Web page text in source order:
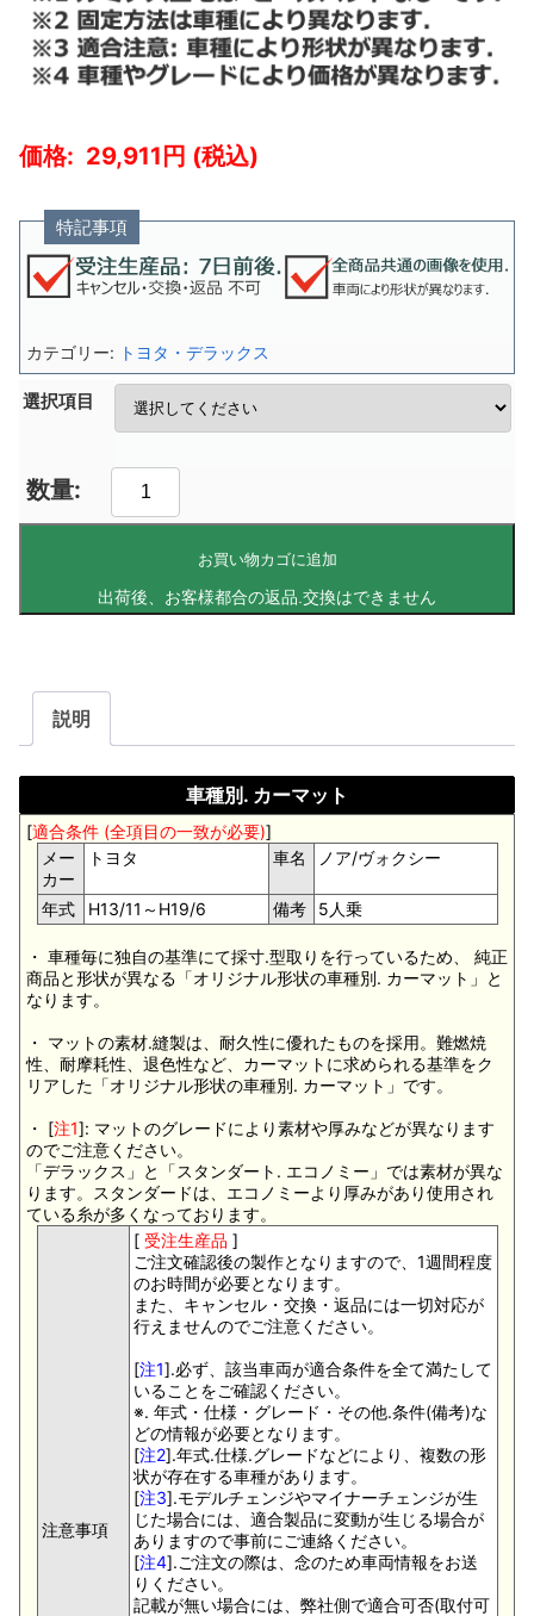
29,911
特記事項
選択項目
お買い物カゴに追加
カテゴリー: トヨタ・デラックス
説明
車種別. カーマット
[適合条件 (全項目の一致が必要)]
メー
カー
トヨタ 車名 ノア/ヴォクシー
年式 H13/11～H19/6 備考 5人乗
・ 車種毎に独自の基準にて採寸.型取りを行っているため、 純正
商品と形状が異なる「オリジナル形状の車種別. カーマット」と
なります。
・ マットの素材.縫製は、耐久性に優れたものを採用。難燃焼
性、耐摩耗性、退色性など、カーマットに求められる基準をク
リアした「オリジナル形状の車種別. カーマット」です。
・ [注1]: マットのグレードにより素材や厚みなどが異なります
のでご注意ください。
「デラックス」と「スタンダート. エコノミー」では素材が異な
ります。スタンダードは、エコノミーより厚みがあり使用され
ている糸が多くなっております。
注意事項
[ 受注生産品 ]
ご注文確認後の製作となりますので、1週間程度
のお時間が必要となります。
また、キャンセル・交換・返品には一切対応が
行えませんのでご注意ください。
[注1].必ず、該当車両が適合条件を全て満たして
いることをご確認ください。
※. 年式・仕様・グレード・その他.条件(備考)な
どの情報が必要となります。
[注2].年式.仕様.グレードなどにより、複数の形
状が存在する車種があります。
[注3].モデルチェンジやマイナーチェンジが生
じた場合には、適合製品に変動が生じる場合が
ありますので事前にご連絡ください。
[注4].ご注文の際は、念のため車両情報をお送
りください。
記載が無い場合には、弊社側で適合可否(取付可